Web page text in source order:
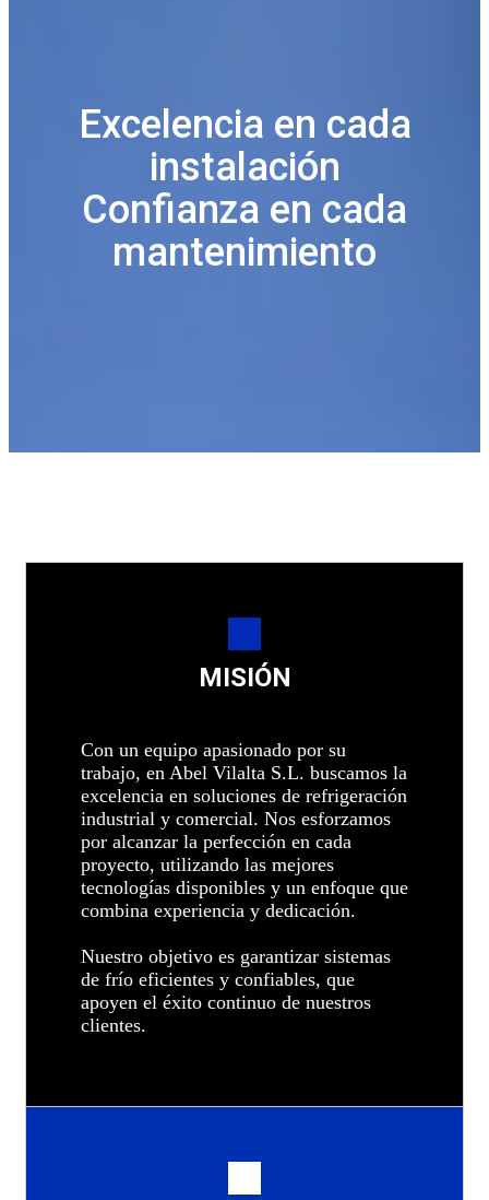
Excelencia en cada
instalación
Confianza en cada
mantenimiento
MISIÓN
Con un equipo apasionado por su
trabajo, en Abel Vilalta S.L. buscamos la
excelencia en soluciones de refrigeración
industrial y comercial. Nos esforzamos
por alcanzar la perfección en cada
proyecto, utilizando las mejores
tecnologías disponibles y un enfoque que
combina experiencia y dedicación.
Nuestro objetivo es garantizar sistemas
de frío eficientes y confiables, que
apoyen el éxito continuo de nuestros
clientes.